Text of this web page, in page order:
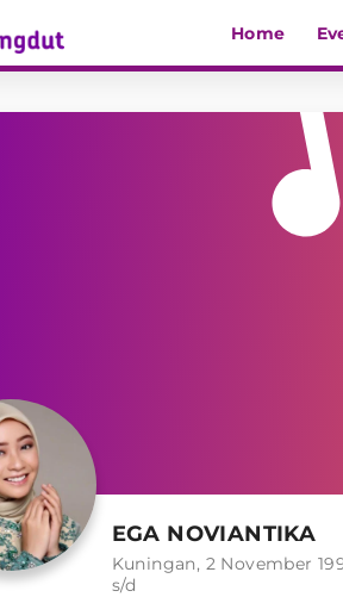
Home
EGA NOVIANTIKA
Kuningan, 2 November
s/d